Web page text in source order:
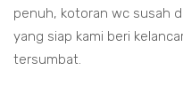
penuh, kotoran wc susah
yang siap kami beri
tersumbat.